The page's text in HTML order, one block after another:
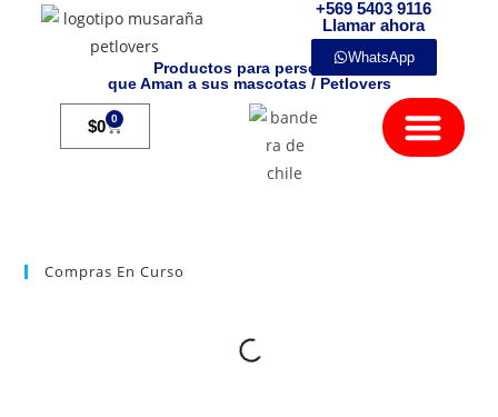
+569 5403 9116
Llamar ahora
WhatsApp
Productos para personas
que Aman a sus mascotas / Petlovers
$0 0
Compras En Curso